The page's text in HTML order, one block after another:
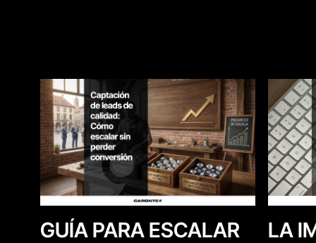
GUÍA PARA ESCALAR
LA